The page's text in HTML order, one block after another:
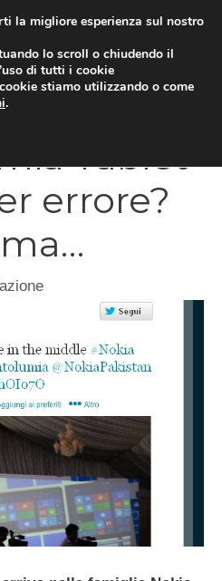
Tablet
errore?
la migliore esperienza sul nostro
lo scroll o chiudendo il
di tutti i cookie
stiamo utilizzando o come
.